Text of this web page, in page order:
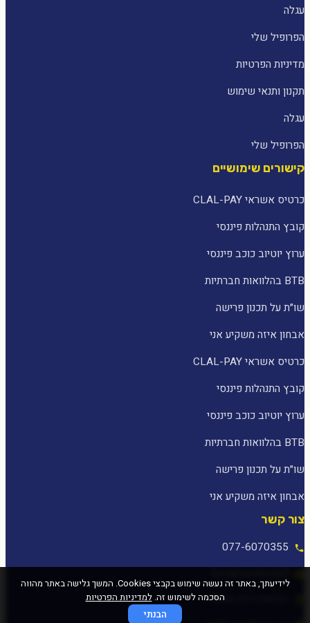
עגלה
הפרופיל שלי
מדיניות הפרטיות
תקנון ותנאי שימוש
עגלה
הפרופיל שלי
קישורים שימושיים
כרטיס אשראי CLAL-PAY
קובץ התנהלות פיננסי
ערוץ יוטיוב כוכב פיננסי
BTB בהלוואות חברתיות
שו״ת על תכנון פרישה
אבחון איזה משקיע אני
כרטיס אשראי CLAL-PAY
קובץ התנהלות פיננסי
ערוץ יוטיוב כוכב פיננסי
BTB בהלוואות חברתיות
שו״ת על תכנון פרישה
אבחון איזה משקיע אני
צור קשר
077-6070355
לידיעתך, באתר זה נעשה שימוש בקבצי Cookies. המשך גלישה באתר מהווה
הסכמה לשימוש זה.למדיניות הפרטיות
הבנתי